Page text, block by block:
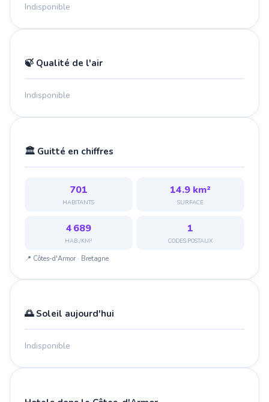
Indisponible
🍃 Qualité de l'air
Indisponible
🏛️ Guitté en chiffres
701
HABITANTS
14.9 km²
SURFACE
4 689
HAB./KM²
1
CODES POSTAUX
📍 Côtes-d'Armor · Bretagne
🌅 Soleil aujourd'hui
Indisponible